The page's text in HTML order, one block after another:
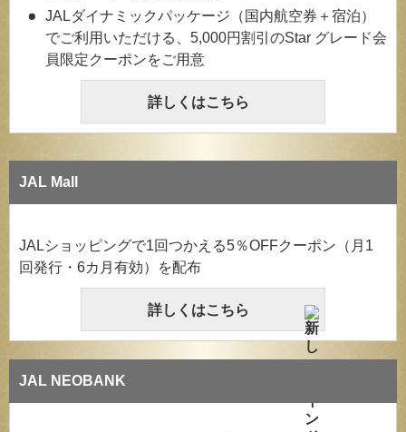
JALダイナミックパッケージ（国内航空券＋宿泊）
でご利用いただける、5,000円割引のStar グレード会
員限定クーポンをご用意
詳しくはこちら
JAL Mall
JALショッピングで1回つかえる5％OFFクーポン（月1
回発行・6カ月有効）を配布
詳しくはこちら
JAL NEOBANK